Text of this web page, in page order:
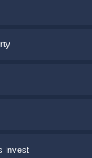
Invest